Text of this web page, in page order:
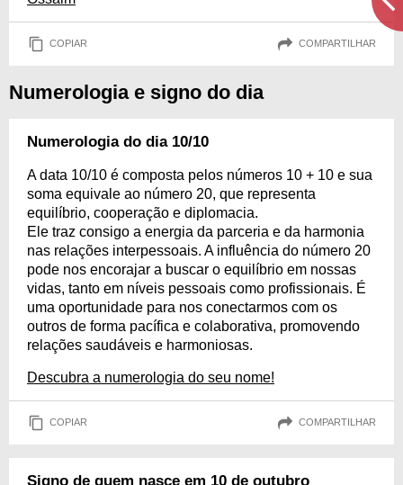
COPIAR COMPARTILHAR
Numerologia e signo do dia
Numerologia do dia 10/10
A data 10/10 é composta pelos números 10 + 10 e sua
soma equivale ao número 20, que representa
equilíbrio, cooperação e diplomacia.
Ele traz consigo a energia da parceria e da harmonia
nas relações interpessoais. A influência do número 20
pode nos encorajar a buscar o equilíbrio em nossas
vidas, tanto em níveis pessoais como profissionais. É
uma oportunidade para nos conectarmos com os
outros de forma pacífica e colaborativa, promovendo
relações saudáveis e harmoniosas.
Descubra a numerologia do seu nome!
COPIAR COMPARTILHAR
Signo de quem nasce em 10 de outubro